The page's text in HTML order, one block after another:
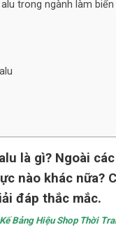
trong ngành làm
là gì? Ngoài
nào khác nữa?
đáp thắc mắc.
Bảng Hiệu Shop Thời